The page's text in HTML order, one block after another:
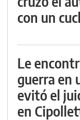
con un
Le
guerra en
evitó el
en